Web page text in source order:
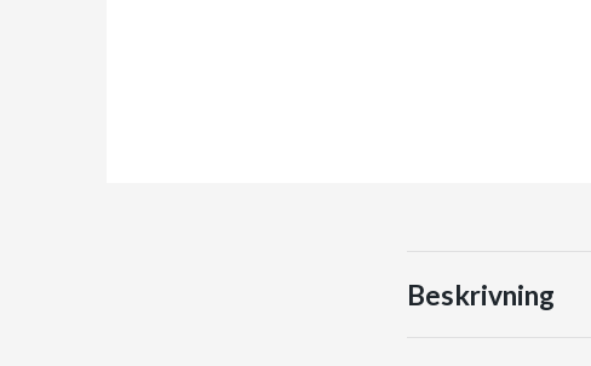
Beskrivning